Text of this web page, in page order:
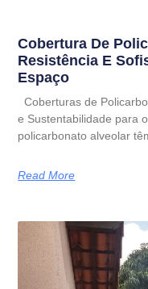
Cobertura De
Resistência E
Espaço
Coberturas de
e Sustentabilidade para
policarbonato alveolar
Read More